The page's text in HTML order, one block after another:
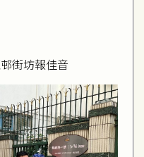
街坊報佳音